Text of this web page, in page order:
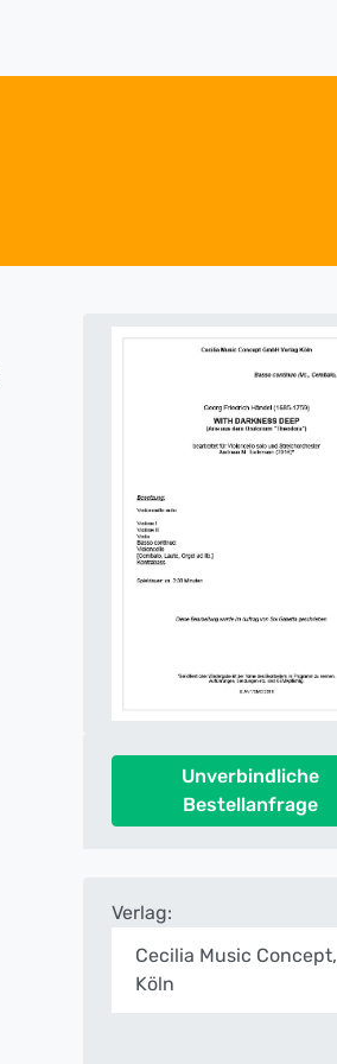
Unverbindliche
Bestellanfrage
Verlag:
Cecilia Music Concept,
Köln